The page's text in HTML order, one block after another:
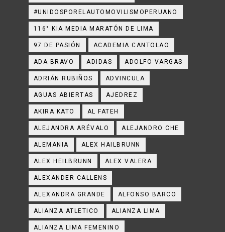
#UNIDOSPORELAUTOMOVILISMOPERUANO
116° KIA MEDIA MARATÓN DE LIMA
97 DE PASIÓN ACADEMIA CANTOLAO
ADA BRAVO ADIDAS ADOLFO VARGAS
ADRIÁN RUBIÑOS ADVINCULA
AGUAS ABIERTAS AJEDREZ
AKIRA KATO AL FATEH
ALEJANDRA ARÉVALO ALEJANDRO CHE
ALEMANIA ALEX HAILBRUNN
ALEX HEILBRUNN ALEX VALERA
ALEXANDER CALLENS
ALEXANDRA GRANDE ALFONSO BARCO
ALIANZA ATLETICO ALIANZA LIMA
ALIANZA LIMA FEMENINO